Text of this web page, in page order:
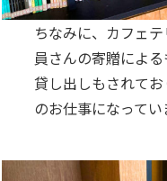
ちなみに、カフェ
員さんの寄贈による
貸し出しもされて
のお仕事になってい